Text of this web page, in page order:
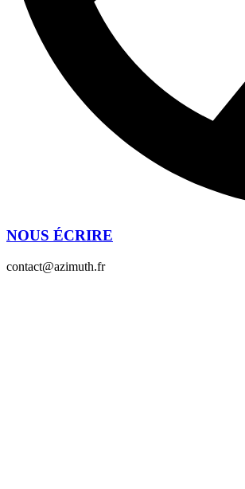
NOUS ÉCRIRE
contact@azimuth.fr